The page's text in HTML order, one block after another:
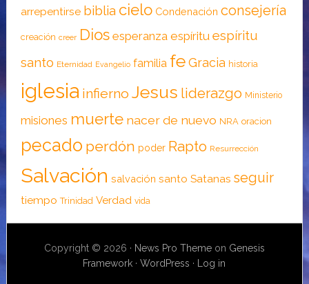
arrepentirse biblia cielo Condenación consejería
creación creer Dios esperanza espíritu espíritu
santo Eternidad Evangelio familia feGracia historia
iglesia infierno Jesus liderazgo Ministerio
misiones muerte nacer de nuevo NRA oracion
pecado perdón poder Rapto Resurrección
Salvación salvación santo Satanas seguir
tiempo Trinidad Verdad vida
Copyright © 2026 · News Pro Themeon Genesis
Framework ·WordPress · Log in